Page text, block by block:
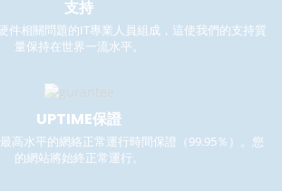
支持
件相關問題的IT專業人員組成，這使我們的支持質
量保持在世界一流水平。
UPTIME保證
高水平的網絡正常運行時間保證（99.95％）。您
的網站將始終正常運行。